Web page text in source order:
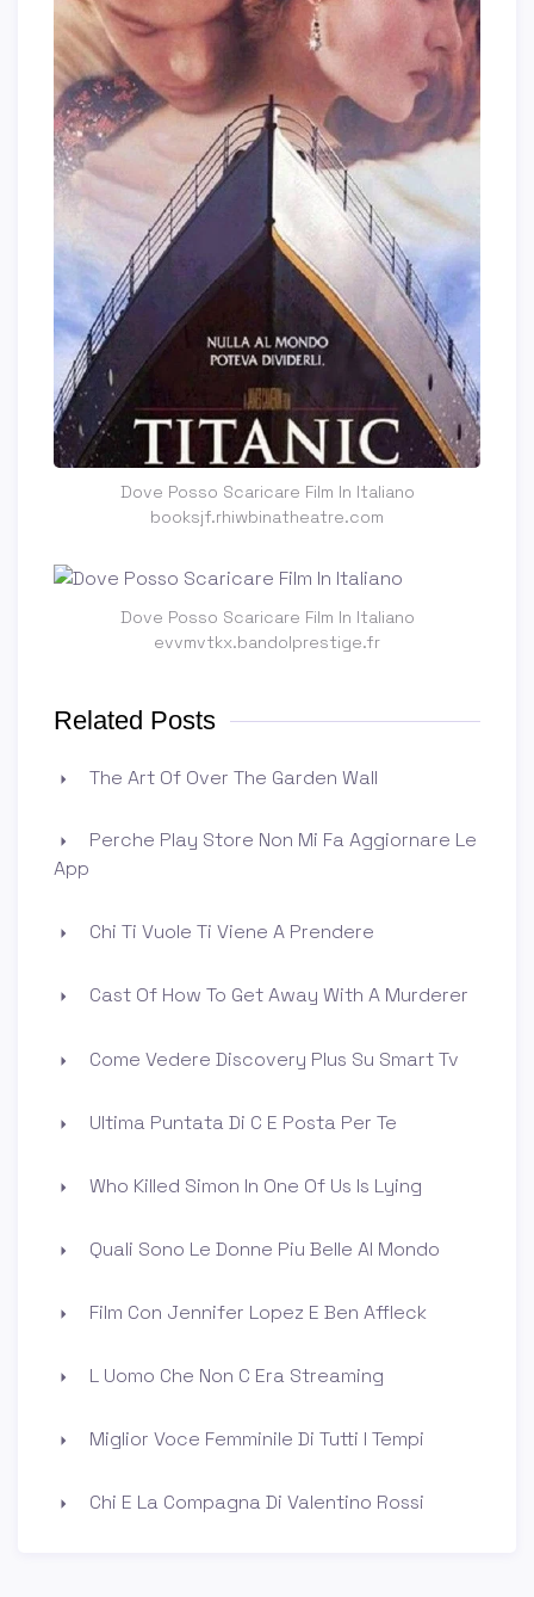
Dove Posso Scaricare Film In Italiano
booksjf.rhiwbinatheatre.com
Dove Posso Scaricare Film In Italiano
evvmvtkx.bandolprestige.fr
Related Posts
The Art Of Over The Garden Wall
Perche Play Store Non Mi Fa Aggiornare Le
App
Chi Ti Vuole Ti Viene A Prendere
Cast Of How To Get Away With A Murderer
Come Vedere Discovery Plus Su Smart Tv
Ultima Puntata Di C E Posta Per Te
Who Killed Simon In One Of Us Is Lying
Quali Sono Le Donne Piu Belle Al Mondo
Film Con Jennifer Lopez E Ben Affleck
L Uomo Che Non C Era Streaming
Miglior Voce Femminile Di Tutti I Tempi
Chi E La Compagna Di Valentino Rossi